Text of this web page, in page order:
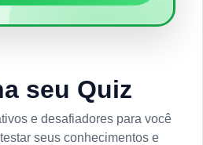
seu Quiz
e desafiadores para você
seus conhecimentos e